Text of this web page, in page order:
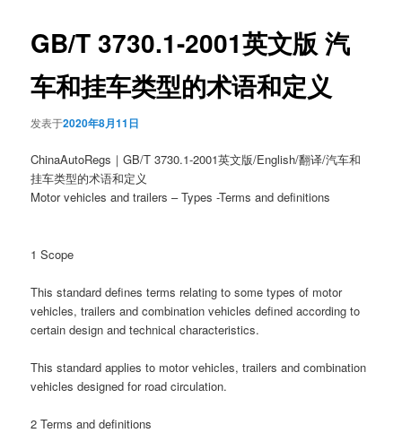
GB/T 3730.1-2001英文版 汽
车和挂车类型的术语和定义
发表于2020年8月11日
ChinaAutoRegs｜GB/T 3730.1-2001英文版/English/翻译/汽车和
挂车类型的术语和定义
Motor vehicles and trailers – Types -Terms and definitions
1 Scope
This standard defines terms relating to some types of motor
vehicles, trailers and combination vehicles defined according to
certain design and technical characteristics.
This standard applies to motor vehicles, trailers and combination
vehicles designed for road circulation.
2 Terms and definitions